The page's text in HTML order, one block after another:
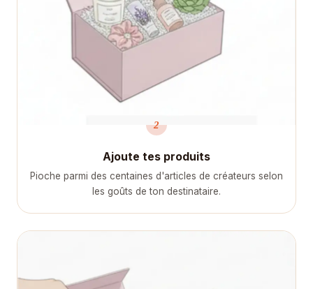
2
Ajoute tes produits
Pioche parmi des centaines d'articles de créateurs selon
les goûts de ton destinataire.